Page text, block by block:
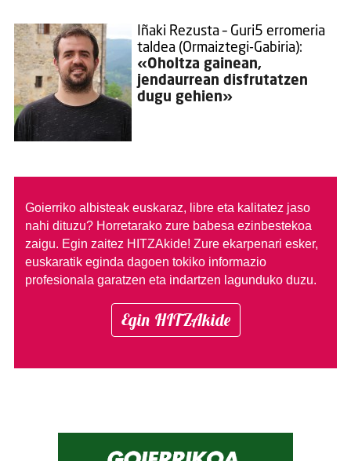
Iñaki Rezusta – Guri5 erromeria
taldea (Ormaiztegi-Gabiria):
«Oholtza gainean,
jendaurrean disfrutatzen
dugu gehien»
Goierriko albisteak euskaraz, libre eta kalitatez jaso
nahi dituzu? Horretarako zure babesa ezinbestekoa
zaigu. Egin zaitez HITZAkide! Zure ekarpenari esker,
euskaratik eginda dagoen tokiko informazio
profesionala garatzen eta indartzen lagunduko duzu.
Egin HITZAkide